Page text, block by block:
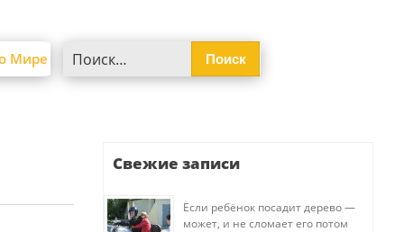
Мире
Свежие записи
Если ребёнок посадит дерево —
может, и не сломает его потом